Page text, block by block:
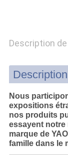
DU
PRIVACY
POLICY
Description
Nous
expositions
nos produits
essayent notre
marque de
famille dans le